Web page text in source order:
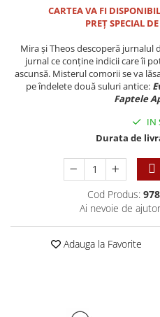
Viata crestina
Familie
Barbati
Harfe / Partituri
Resurse studiu biblic
Pix plastic
Jurnale
Jurnal de Rugaciune
Limba Engleza
Pentru birou
Tablouri
Alte suveniruri
Carti postale
Jurnal
Alte suveniruri
CARTEA VA FI
PREȚ SPECIAL
Mira și Theos descoperă jurnalul
jurnal ce conține indicii care îi
ascunsă. Misterul comorii se va
pe îndelete două suluri antice:
Faptele
IN
Durata de
Cod Produs:
Ai nevoie de
Adauga la Favorite